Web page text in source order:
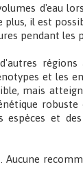
d'eau
il est
pendant les
et les
mais
et des